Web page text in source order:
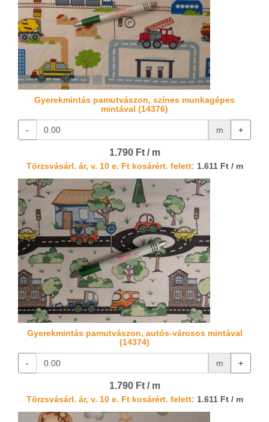
Gyerekmintás pamutvászon, színes munkagépes
mintával (14376)
- m +
1.790 Ft / m
Törzsvásárl. ár, v. 10 e. Ft kosárért. felett: 1.611 Ft / m
Gyerekmintás pamutvászon, autós-városos mintával
(14374)
- m +
1.790 Ft / m
Törzsvásárl. ár, v. 10 e. Ft kosárért. felett: 1.611 Ft / m